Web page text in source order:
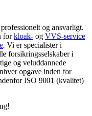
og ansvarligt.
forkloak- og VVS-service
. Vi er specialister i
forsikringsselskaber i
og veluddannede
opgave inden for
ISO 9001 (kvalitet)